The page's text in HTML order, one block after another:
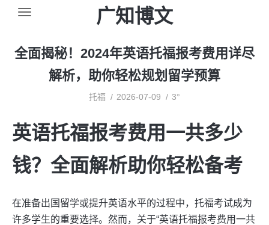
广知博文
全面揭秘！2024年英语托福报考费用详尽
解析，助你轻松规划留学预算
托福 2026-07-09 3°
英语托福报考费用一共多少
钱？全面解析助你轻松备考
在准备出国留学或提升英语水平的过程中，托福考试成为
许多学生的重要选择。然而，关于“英语托福报考费用一共